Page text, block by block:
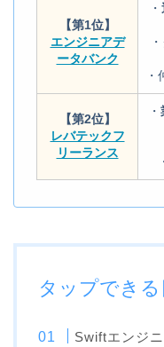
【第1位】
エンジニアデ
ータバンク
・
【第2位】
レバテックフ
リーランス
・
タップできる
Swiftエンジ